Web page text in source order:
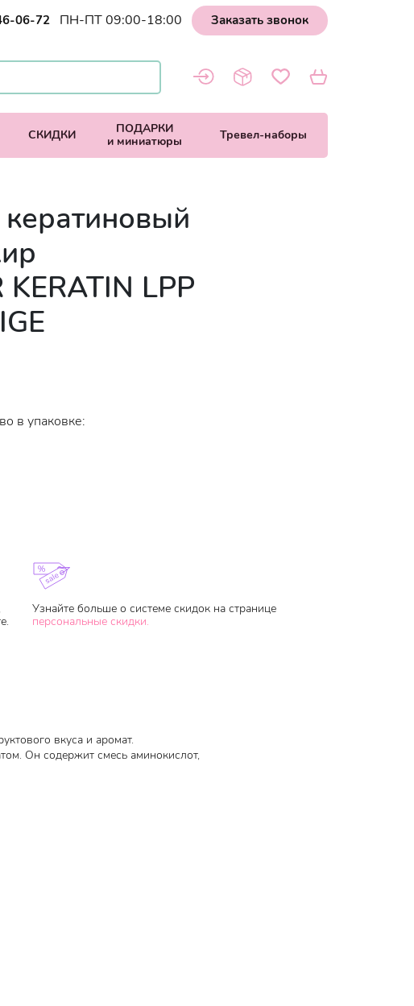
06-72 ПН-ПТ 09:00-18:00 Заказать звонок
СКИДКИ
ПОДАРКИ
и миниатюры
Тревел-наборы
LPP
в упаковке:
Узнайте больше о системе скидок на странице
персональные скидки.
вкуса и аромат.
Он содержит смесь аминокислот,